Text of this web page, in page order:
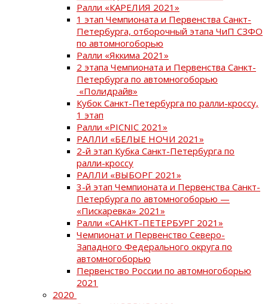
Ралли «КАРЕЛИЯ 2021»
1 этап Чемпионата и Первенства Санкт-
Петербурга, отборочный этапа ЧиП СЗФО
по автомногоборью
Ралли «Яккима 2021»
2 этапа Чемпионата и Первенства Санкт-
Петербурга по автомногоборью
«Полидрайв»
Кубок Санкт-Петербурга по ралли-кроссу,
1 этап
Ралли «PICNIC 2021»
РАЛЛИ «БЕЛЫЕ НОЧИ 2021»
2-й этап Кубка Санкт-Петербурга по
ралли-кроссу
РАЛЛИ «ВЫБОРГ 2021»
3-й этап Чемпионата и Первенства Санкт-
Петербурга по автомногоборью —
«Пискаревка» 2021»
Ралли «САНКТ-ПЕТЕРБУРГ 2021»
Чемпионат и Первенство Северо-
Западного Федерального округа по
автомногоборью
Первенство России по автомногоборью
2021
2020